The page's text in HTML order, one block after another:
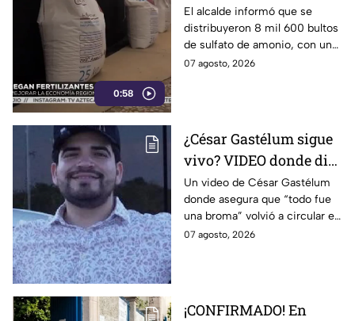
0:58
productores de San
Miguel de Allende
El alcalde informó que se
distribuyeron 8 mil 600 bultos
de sulfato de amonio, con una
inversión cercana a los 3
07 agosto, 2026
¿César Gastélum sigue
vivo? VIDEO donde dice
que “todo fue una
broma” SE VIRALIZA
en redes; esto se sabe
Un video de César Gastélum
donde asegura que “todo fue
una broma” volvió a circular en
redes sociales y generó dudas
07 agosto, 2026
¡CONFIRMADO! En